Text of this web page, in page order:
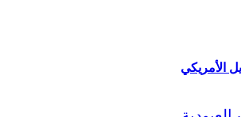
الأمريكي